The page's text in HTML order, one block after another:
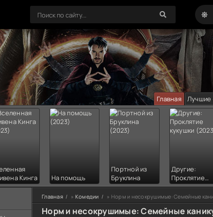
Главная Лучшие
Кинга
На помощь
Портной из
Бруклина
Другие:
Проклятие
кукушки
Главная » Комедии » Норм и несокрушимые: Семейные
Норм и несокрушимые: Семейные